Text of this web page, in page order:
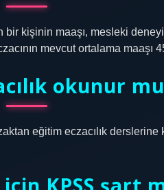
bir kişinin maaşı, mesleki
mevcut ortalama maaşı
okunur
eğitim eczacılık